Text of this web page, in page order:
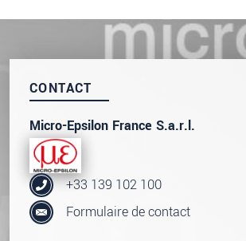
CONTACT
Micro-Epsilon France S.a.r.l.
+33 139 102 100
Formulaire de contact
protection des données.